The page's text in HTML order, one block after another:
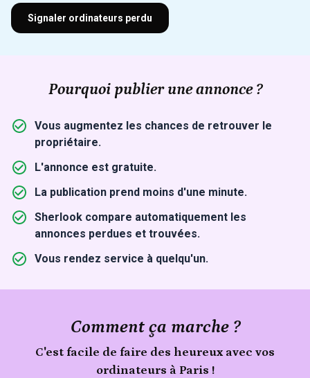
Signaler ordinateurs perdu
Pourquoi publier une annonce ?
Vous augmentez les chances de retrouver le
propriétaire.
L'annonce est gratuite.
La publication prend moins d'une minute.
Sherlook compare automatiquement les
annonces perdues et trouvées.
Vous rendez service à quelqu'un.
Comment ça marche ?
C'est facile de faire des heureux avec vos
ordinateurs à Paris !